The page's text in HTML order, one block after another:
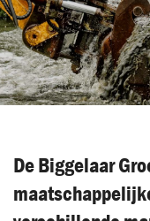
De Biggelaar